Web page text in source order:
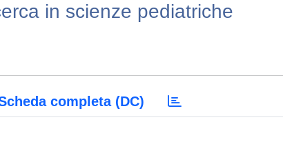
in scienze pediatriche
completa (DC)